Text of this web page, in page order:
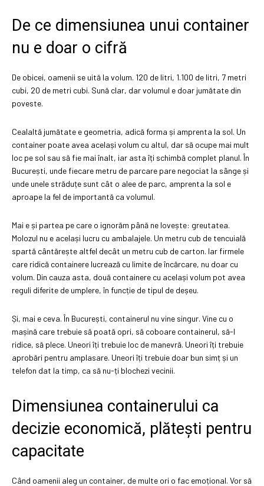
De ce dimensiunea unui container
nu e doar o cifră
De obicei, oamenii se uită la volum. 120 de litri, 1.100 de litri, 7 metri
cubi, 20 de metri cubi. Sună clar, dar volumul e doar jumătate din
poveste.
Cealaltă jumătate e geometria, adică forma și amprenta la sol. Un
container poate avea același volum cu altul, dar să ocupe mai mult
loc pe sol sau să fie mai înalt, iar asta îți schimbă complet planul. În
București, unde fiecare metru de parcare pare negociat la sânge și
unde unele străduțe sunt cât o alee de parc, amprenta la sol e
aproape la fel de importantă ca volumul.
Mai e și partea pe care o ignorăm până ne lovește: greutatea.
Molozul nu e același lucru cu ambalajele. Un metru cub de tencuială
spartă cântărește altfel decât un metru cub de carton. Iar firmele
care ridică containere lucrează cu limite de încărcare, nu doar cu
volum. Din cauza asta, două containere cu același volum pot avea
reguli diferite de umplere, în funcție de tipul de deșeu.
Și, mai e ceva. În București, containerul nu vine singur. Vine cu o
mașină care trebuie să poată opri, să coboare containerul, să-l
ridice, să plece. Uneori îți trebuie loc de manevră. Uneori îți trebuie
aprobări pentru amplasare. Uneori îți trebuie doar bun simț și un
telefon dat la timp, ca să nu-ți blochezi vecinii.
Dimensiunea containerului ca
decizie economică, plătești pentru
capacitate
Când oamenii aleg un container, de multe ori o fac emoțional. Vor să